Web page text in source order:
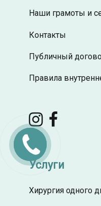
Наши грамоты и
Контакты
Публичный
Правила
Услуги
Хирургия одного
Заказать
звонок